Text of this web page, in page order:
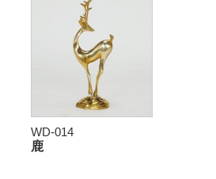
WD-014
鹿